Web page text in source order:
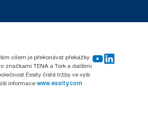
cílem je překonávat překážky
značkami TENA a Tork a dalšími
Essity čisté tržby ve výši
informace www.essity.com